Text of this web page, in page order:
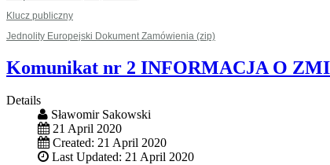
Klucz publiczny
Jednolity Europejski Dokument Zamówienia (zip)
Komunikat nr 2 INFORMACJA O
Details
Sławomir Sakowski
21 April 2020
Created: 21 April 2020
Last Updated: 21 April 2020